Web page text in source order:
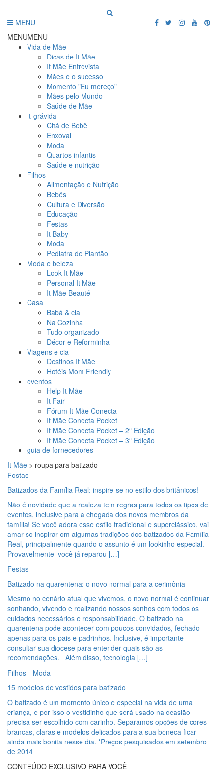
MENU
MENUMENU
Vida de Mãe
Dicas de It Mãe
It Mãe Entrevista
Mães e o sucesso
Momento "Eu mereço"
Mães pelo Mundo
Saúde de Mãe
It-grávida
Chá de Bebê
Enxoval
Moda
Quartos infantis
Saúde e nutrição
Filhos
Alimentação e Nutrição
Bebês
Cultura e Diversão
Educação
Festas
It Baby
Moda
Pediatra de Plantão
Moda e beleza
Look It Mãe
Personal It Mãe
It Mãe Beauté
Casa
Babá & cia
Na Cozinha
Tudo organizado
Décor e Reforminha
Viagens e cia
Destinos It Mãe
Hotéis Mom Friendly
eventos
Help It Mãe
It Fair
Fórum It Mãe Conecta
It Mãe Conecta Pocket
It Mãe Conecta Pocket – 2ª Edição
It Mãe Conecta Pocket – 3ª Edição
guia de fornecedores
It Mãe > roupa para batizado
Festas
Batizados da Família Real: inspire-se no estilo dos britânicos!
Não é novidade que a realeza tem regras para todos os tipos de
eventos, inclusive para a chegada dos novos membros da
família! Se você adora esse estilo tradicional e superclássico, vai
amar se inspirar em algumas tradições dos batizados da Família
Real, principalmente quando o assunto é um lookinho especial.
Provavelmente, você já reparou […]
Festas
Batizado na quarentena: o novo normal para a cerimônia
Mesmo no cenário atual que vivemos, o novo normal é continuar
sonhando, vivendo e realizando nossos sonhos com todos os
cuidados necessários e responsabilidade. O batizado na
quarentena pode acontecer com poucos convidados, fechado
apenas para os pais e padrinhos. Inclusive, é importante
consultar sua diocese para entender quais são as
recomendações. Além disso, tecnologia […]
Filhos
Moda
15 modelos de vestidos para batizado
O batizado é um momento único e especial na vida de uma
criança, e por isso o vestidinho que será usado na ocasião
precisa ser escolhido com carinho. Separamos opções de cores
brancas, claras e modelos delicados para a sua boneca ficar
ainda mais bonita nesse dia. *Preços pesquisados em setembro
de 2014
CONTEÚDO EXCLUSIVO PARA VOCÊ